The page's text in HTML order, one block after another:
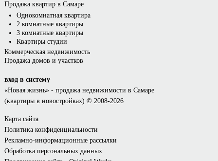
Продажа квартир в Самаре
Однокомнатная квартира
2 комнатные квартиры
3 комнатные квартиры
Квартиры студии
Коммерческая недвижимость
Продажа домов и участков
вход в систему
«Новая жизнь»- продажа недвижимости в Самаре
(квартиры в новостройках) © 2008-2026
Карта сайта
Политика конфиденциальности
Рекламно-информационные рассылки
Обработка персональных данных